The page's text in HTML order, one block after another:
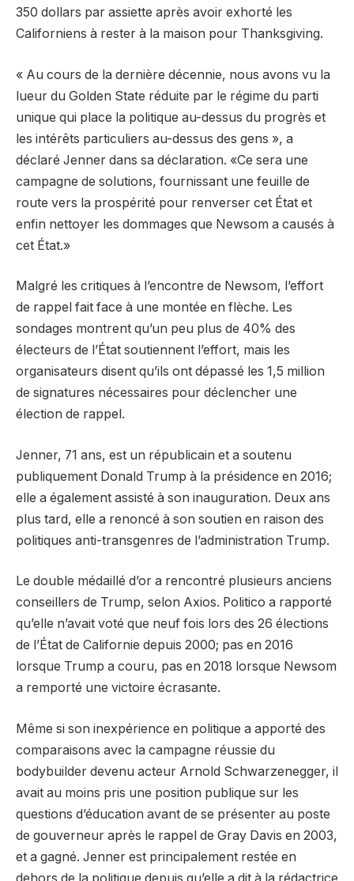
350 dollars par assiette après avoir exhorté les
Californiens à rester à la maison pour Thanksgiving.
« Au cours de la dernière décennie, nous avons vu la
lueur du Golden State réduite par le régime du parti
unique qui place la politique au-dessus du progrès et
les intérêts particuliers au-dessus des gens », a
déclaré Jenner dans sa déclaration. «Ce sera une
campagne de solutions, fournissant une feuille de
route vers la prospérité pour renverser cet État et
enfin nettoyer les dommages que Newsom a causés à
cet État.»
Malgré les critiques à l’encontre de Newsom, l’effort
de rappel fait face à une montée en flèche. Les
sondages montrent qu’un peu plus de 40% des
électeurs de l’État soutiennent l’effort, mais les
organisateurs disent qu’ils ont dépassé les 1,5 million
de signatures nécessaires pour déclencher une
élection de rappel.
Jenner, 71 ans, est un républicain et a soutenu
publiquement Donald Trump à la présidence en 2016;
elle a également assisté à son inauguration. Deux ans
plus tard, elle a renoncé à son soutien en raison des
politiques anti-transgenres de l’administration Trump.
Le double médaillé d’or a rencontré plusieurs anciens
conseillers de Trump, selon Axios. Politico a rapporté
qu’elle n’avait voté que neuf fois lors des 26 élections
de l’État de Californie depuis 2000; pas en 2016
lorsque Trump a couru, pas en 2018 lorsque Newsom
a remporté une victoire écrasante.
Même si son inexpérience en politique a apporté des
comparaisons avec la campagne réussie du
bodybuilder devenu acteur Arnold Schwarzenegger, il
avait au moins pris une position publique sur les
questions d’éducation avant de se présenter au poste
de gouverneur après le rappel de Gray Davis en 2003,
et a gagné. Jenner est principalement restée en